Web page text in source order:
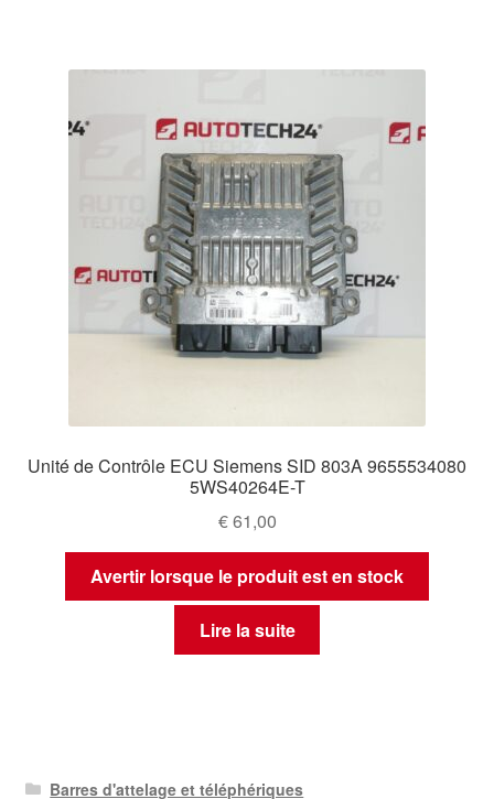
Unité de Contrôle ECU Siemens SID 803A 9655534080
5WS40264E-T
€61,00
Avertir lorsque le produit est en stock
Lire la suite
Barres d'attelage et téléphériques